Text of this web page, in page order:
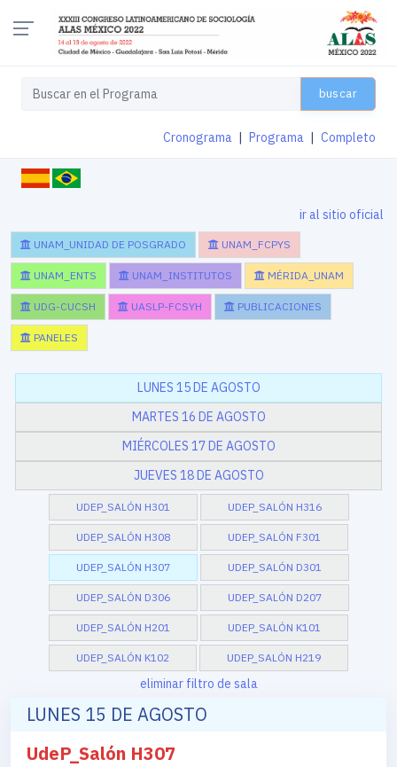
buscar
Cronograma Programa Completo
ir al sitio oficial
UNAM_UNIDAD DE POSGRADO UNAM_FCPYS
UNAM_ENTS UNAM_INSTITUTOS MÉRIDA_UNAM
UDG-CUCSH UASLP-FCSYH PUBLICACIONES
PANELES
LUNES 15 DE AGOSTO
MARTES 16 DE AGOSTO
MIÉRCOLES 17 DE AGOSTO
JUEVES 18 DE AGOSTO
UDEP_SALÓN H301 UDEP_SALÓN H316
UDEP_SALÓN H308 UDEP_SALÓN F301
UDEP_SALÓN H307 UDEP_SALÓN D301
UDEP_SALÓN D306 UDEP_SALÓN D207
UDEP_SALÓN H201 UDEP_SALÓN K101
UDEP_SALÓN K102 UDEP_SALÓN H219
eliminar filtro de sala
LUNES 15 DE AGOSTO
UdeP_Salón H307